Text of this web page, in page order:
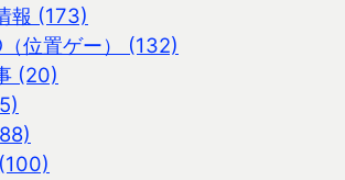
報 (173)
位置ゲー） (132)
(20)